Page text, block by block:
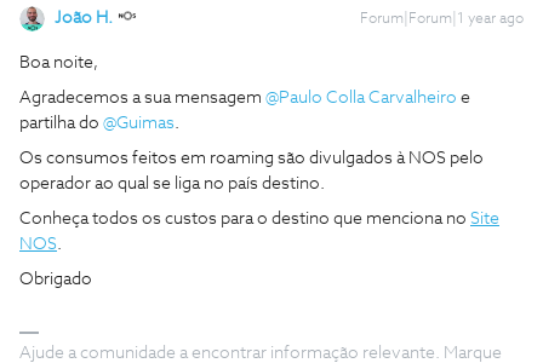
João H. Forum|Forum|1 year ago
Boa noite,
Agradecemos a sua mensagem ​ @Paulo Colla Carvalheiro e
partilha do ​ @Guimas.
Os consumos feitos em roaming são divulgados à NOS pelo
operador ao qual se liga no país destino.
Conheça todos os custos para o destino que menciona no Site
NOS.
Obrigado
Ajude a comunidade a encontrar informação relevante. Marque